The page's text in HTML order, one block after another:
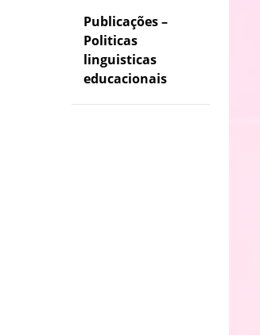
Publicações –
Politicas
linguisticas
educacionais